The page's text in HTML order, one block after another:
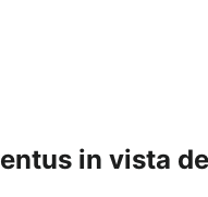
in vista